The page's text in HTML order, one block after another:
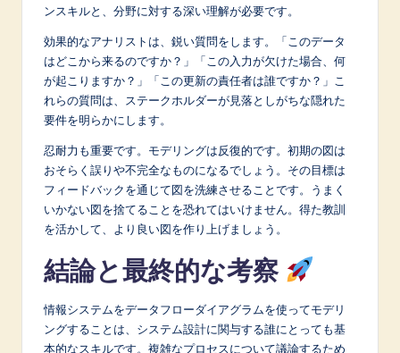
ンスキルと、分野に対する深い理解が必要です。
効果的なアナリストは、鋭い質問をします。「このデータ
はどこから来るのですか？」「この入力が欠けた場合、何
が起こりますか？」「この更新の責任者は誰ですか？」こ
れらの質問は、ステークホルダーが見落としがちな隠れた
要件を明らかにします。
忍耐力も重要です。モデリングは反復的です。初期の図は
おそらく誤りや不完全なものになるでしょう。その目標は
フィードバックを通じて図を洗練させることです。うまく
いかない図を捨てることを恐れてはいけません。得た教訓
を活かして、より良い図を作り上げましょう。
結論と最終的な考察
情報システムをデータフローダイアグラムを使ってモデリ
ングすることは、システム設計に関与する誰にとっても基
本的なスキルです。複雑なプロセスについて議論するため